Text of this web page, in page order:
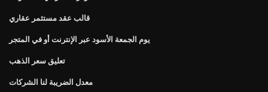
قالب عقد مستثمر عقاري
يوم الجمعة الأسود عبر الإنترنت أو في المتجر
تعليق سعر الذهب
معدل الضريبة لنا الشركات